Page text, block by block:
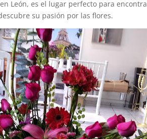
León, es el lugar perfecto para
su pasión por las flores.